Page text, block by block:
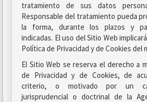
tratamiento de sus datos
Responsable del tratamiento pueda
la forma, durante los plazos y
indicadas. El uso del Sitio Web
Política de Privacidad y de Cookies del
El Sitio Web se reserva el derecho a
de Privacidad y de Cookies, de
criterio, o motivado por un
jurisprudencial o doctrinal de la